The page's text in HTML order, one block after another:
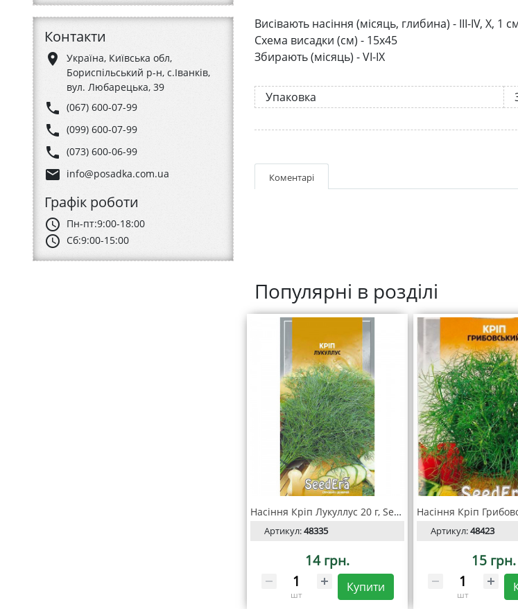
Контакти
place
Україна, Київська обл,
Бориспільський р-н, с.Іванків,
вул. Любарецька, 39
phone (067) 600-07-99
phone (099) 600-07-99
phone (073) 600-06-99
email info@posadka.com.ua
Графік роботи
schedule Пн-пт:9:00-18:00
schedule Сб:9:00-15:00
Висівають насіння (місяць, глибина) - III-IV, X, 1
Схема висадки (см) - 15х45
Збирають (місяць) - VI-IX
Упаковка
Коментарі
Популярні в розділі
Насіння Кріп Лукуллус 20 г, Seedera
Артикул:48335
14 грн.
шт
Купити
Артикул:48423
15 грн.
шт